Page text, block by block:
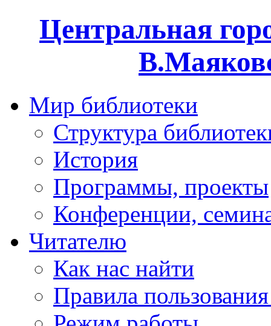
Центральная
Мир библиотеки
Структура
История
Программы, проекты
Конференции,
Читателю
Как нас найти
Правила